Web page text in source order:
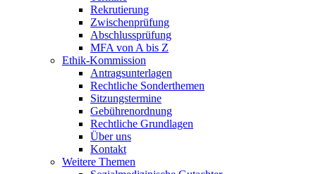
Rekrutierung
Zwischenprüfung
Abschlussprüfung
MFA von A bis Z
Ethik-Kommission
Antragsunterlagen
Rechtliche Sonderthemen
Sitzungstermine
Gebührenordnung
Rechtliche Grundlagen
Über uns
Kontakt
Weitere Themen